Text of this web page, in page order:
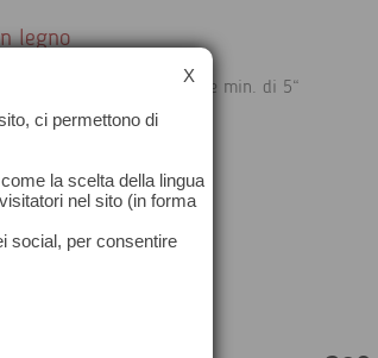
legno
con precisione angolare min. di 5“
fino a 176 cm
X
ci permettono di
la scelta della lingua
nel sito (in forma
social, per consentire